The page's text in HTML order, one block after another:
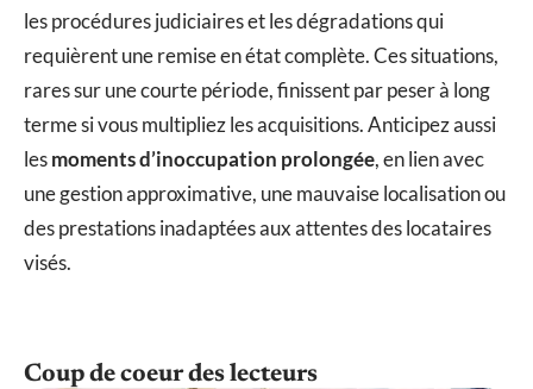
les procédures judiciaires et les dégradations qui
requièrent une remise en état complète. Ces situations,
rares sur une courte période, finissent par peser à long
terme si vous multipliez les acquisitions. Anticipez aussi
lesmoments d’inoccupation prolongée, en lien avec
une gestion approximative, une mauvaise localisation ou
des prestations inadaptées aux attentes des locataires
visés.
Coup de coeur des lecteurs